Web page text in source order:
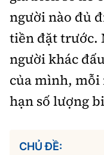
người nào đủ
tiền đặt trước.
người khác
của mình,
hạn số lượng
CHỦ ĐỀ: